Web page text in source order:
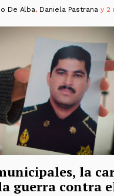
De Alba, Daniela Pastranay 2
la
guerra contra